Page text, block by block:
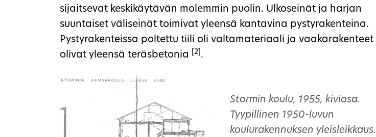
sijaitsevat keskikäytävän molemmin puolin. Ulkoseinät ja harjan
suuntaiset väliseinät toimivat yleensä kantavina pystyrakenteina.
Pystyrakenteissa poltettu tiili oli valtamateriaali ja vaakarakenteet
olivat yleensä teräsbetonia
[2] .
Stormin koulu, 1955, kiviosa.
Tyypillinen 1950-luvun
koulurakennuksen yleisleikkaus.